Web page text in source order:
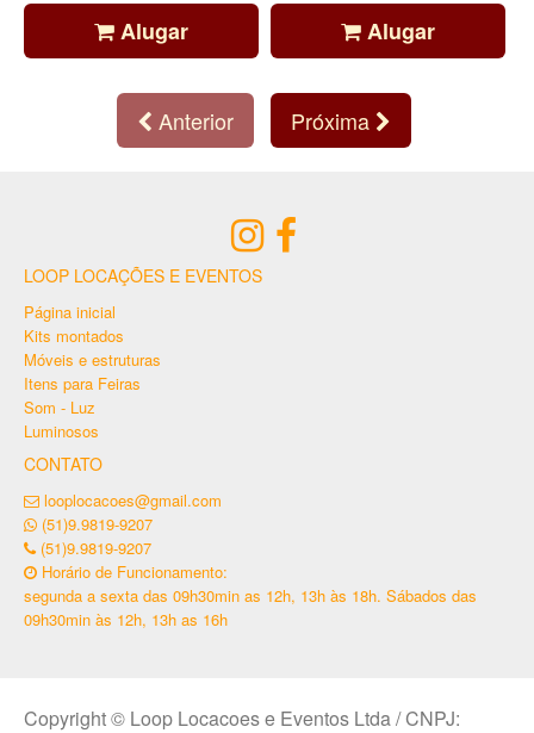
Alugar Alugar
Anterior Próxima
LOOP LOCAÇÕES E EVENTOS
Página inicial
Kits montados
Móveis e estruturas
Itens para Feiras
Som - Luz
Luminosos
CONTATO
looplocacoes@gmail.com
(51)9.9819-9207
(51)9.9819-9207
Horário de Funcionamento:
segunda a sexta das 09h30min as 12h, 13h às 18h. Sábados das
09h30min às 12h, 13h as 16h
Copyright © Loop Locacoes e Eventos Ltda / CNPJ: